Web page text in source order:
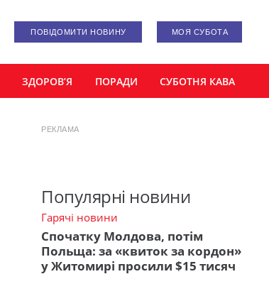
ПОВІДОМИТИ НОВИНУ МОЯ СУБОТА
ЗДОРОВ’Я ПОРАДИ СУБОТНЯ КАВА
РЕКЛАМА
Популярні новини
Гарячі новини
Спочатку Молдова, потім
Польща: за «квиток за кордон»
у Житомирі просили $15 тисяч